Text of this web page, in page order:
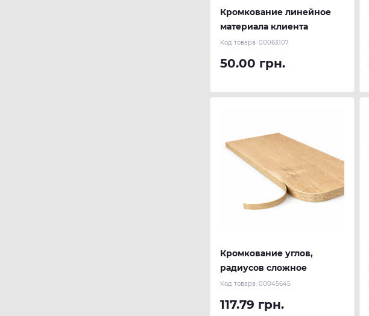
Кромкование линейное
материала клиента
Код товара: 00063107
50.00 грн.
Кромкование углов,
радиусов сложное
Код товара: 00045645
117.79 грн.